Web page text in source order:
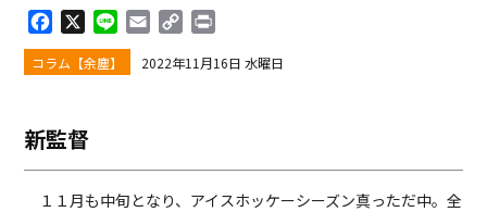
a
c
o
o
k
i
n
a
p
n
k
i
コラム【余塵】 2022年11月16日 水曜日
新監督
１１月も中旬となり、アイスホッケーシーズン真っただ中。全